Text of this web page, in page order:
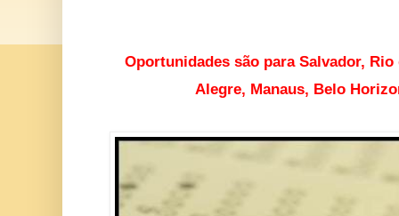
Oportunidades são para Salvador,
Alegre, Manaus, Belo